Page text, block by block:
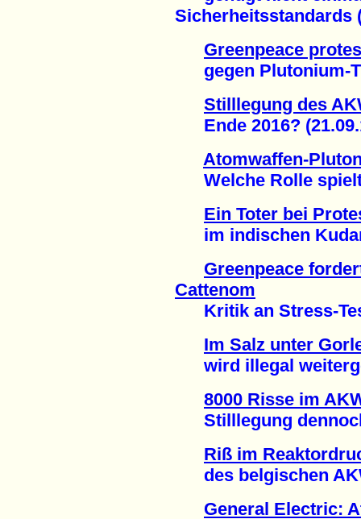
Sicherheitsstandards
Greenpeace
gegen Plutonium-
Stilllegung des
Ende 2016?
Atomwaffen-
Welche Rolle
Ein Toter bei
im indischen
Greenpeace
Cattenom
Kritik an Stress-
Im Salz unter
wird illegal
8000 Risse im
Stilllegung
Riß im
des belgischen
General Electric: